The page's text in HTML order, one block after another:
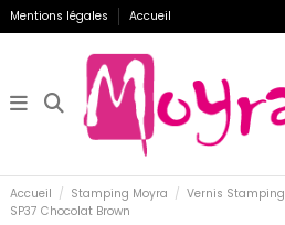
Mentions légales Accueil
Accueil Stamping Moyra Vernis Stamping
SP37 Chocolat Brown